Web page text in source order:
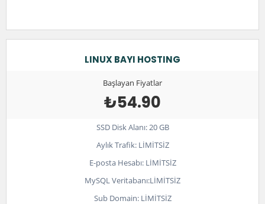
LINUX BAYI HOSTING
Başlayan Fiyatlar
₺54.90
SSD Disk Alanı: 20 GB
Aylık Trafik: LİMİTSİZ
E-posta Hesabı: LİMİTSİZ
MySQL Veritabanı:LİMİTSİZ
Sub Domain: LİMİTSİZ